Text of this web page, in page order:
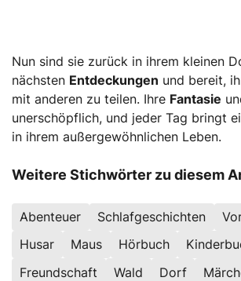
Nun sind sie zurück in ihrem kleinen
nächsten Entdeckungen und bereit,
mit anderen zu teilen. Ihre Fantasie
unerschöpflich, und jeder Tag bringt
in ihrem außergewöhnlichen Leben.
Weitere Stichwörter zu diesem
Abenteuer Schlafgeschichten
Husar
Maus Hörbuch
Freundschaft
Wald Dorf